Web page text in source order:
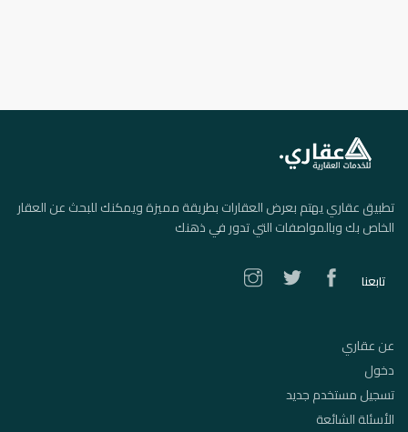
تطبيق عقاري يهتم بعرض العقارات بطريقة مميزة ويمكنك للبحث عن العقار
الخاص بك وبالمواصفات التي تدور في ذهنك
تابعنا
عن عقاري
دخول
تسجيل مستخدم جديد
الأسئلة الشائعة